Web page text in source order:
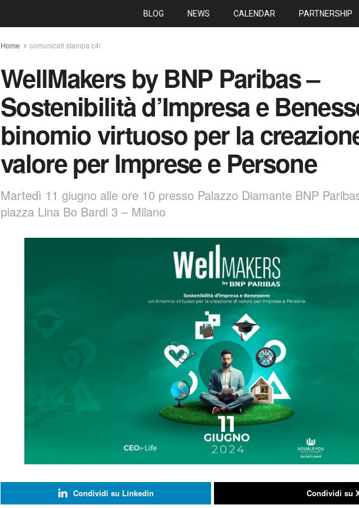
BLOG NEWS CALENDAR PARTNERSHIP
Home comunicati stampa c4l
WellMakers by BNP Paribas –
Sostenibilità d’Impresa e
binomio virtuoso per la
valore per Imprese e Persone
Martedì 11 giugno alle ore 10 presso Palazzo Diamante BNP
piazza Lina Bo Bardi 3 – Milano
Condividi su Linkedin Condividi su